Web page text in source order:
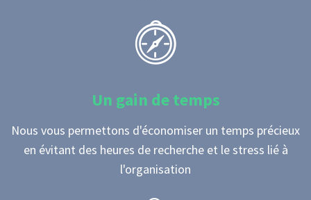
Un gain de temps
Nous vous permettons d'économiser un temps précieux
en évitant des heures de recherche et le stress lié à
l'organisation